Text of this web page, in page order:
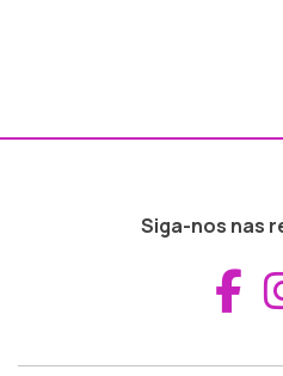
Siga-nos nas